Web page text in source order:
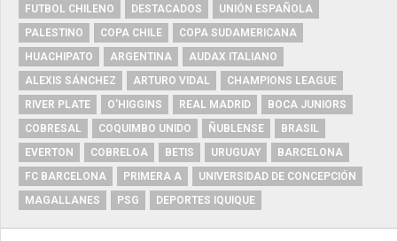
FUTBOL CHILENO
DESTACADOS
UNIÓN ESPAÑOLA
PALESTINO
COPA CHILE
COPA SUDAMERICANA
HUACHIPATO
ARGENTINA
AUDAX ITALIANO
ALEXIS SÁNCHEZ
ARTURO VIDAL
CHAMPIONS LEAGUE
RIVER PLATE
O'HIGGINS REAL MADRID
BOCA JUNIORS
COBRESAL
COQUIMBO UNIDO ÑUBLENSE
BRASIL
EVERTON
COBRELOA BETIS URUGUAY
BARCELONA
FC BARCELONA
PRIMERA A
UNIVERSIDAD DE CONCEPCIÓN
MAGALLANES
PSG DEPORTES IQUIQUE